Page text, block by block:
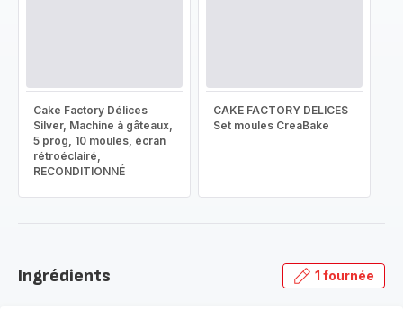
Cake Factory Délices
Silver, Machine à gâteaux,
5 prog, 10 moules, écran
rétroéclairé,
RECONDITIONNÉ
CAKE FACTORY DELICES
Set moules CreaBake
Ingrédients 1 fournée